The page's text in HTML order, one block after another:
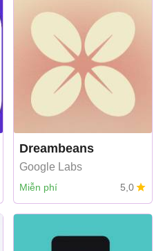
Dreambeans
Google Labs
Miễn phí 5,0